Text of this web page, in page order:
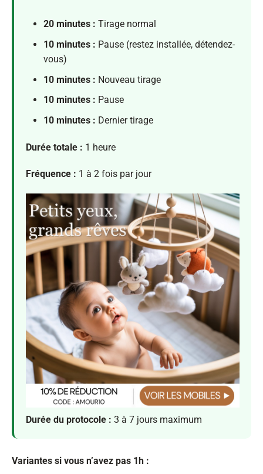
20 minutes : Tirage normal
10 minutes : Pause (restez installée, détendez-
vous)
10 minutes : Nouveau tirage
10 minutes : Pause
10 minutes : Dernier tirage
Durée totale : 1 heure
Fréquence : 1 à 2 fois par jour
Durée du protocole : 3 à 7 jours maximum
Variantes si vous n’avez pas 1h :